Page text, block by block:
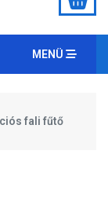
MENÜ
fali fűtő